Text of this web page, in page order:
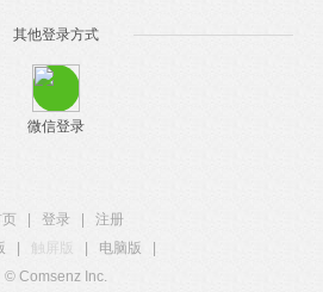
其他登录方式
微信登录
登录
注册
触屏版 电脑版
© Comsenz Inc.